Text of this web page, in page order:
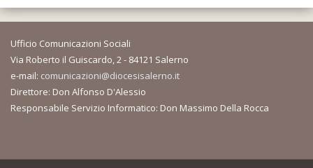
Ufficio Comunicazioni Sociali
Via Roberto il Guiscardo, 2 - 84121 Salerno
e-mail: comunicazioni@diocesisalerno.it
Direttore: Don Alfonso D'Alessio
Responsabile Servizio Informatico: Don Massimo Della Rocca